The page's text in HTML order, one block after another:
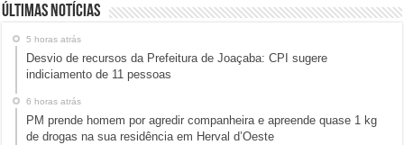
Últimas Notícias
5 horas atrás
Desvio de recursos da Prefeitura de Joaçaba: CPI sugere
indiciamento de 11 pessoas
6 horas atrás
PM prende homem por agredir companheira e apreende quase 1 kg
de drogas na sua residência em Herval d’Oeste